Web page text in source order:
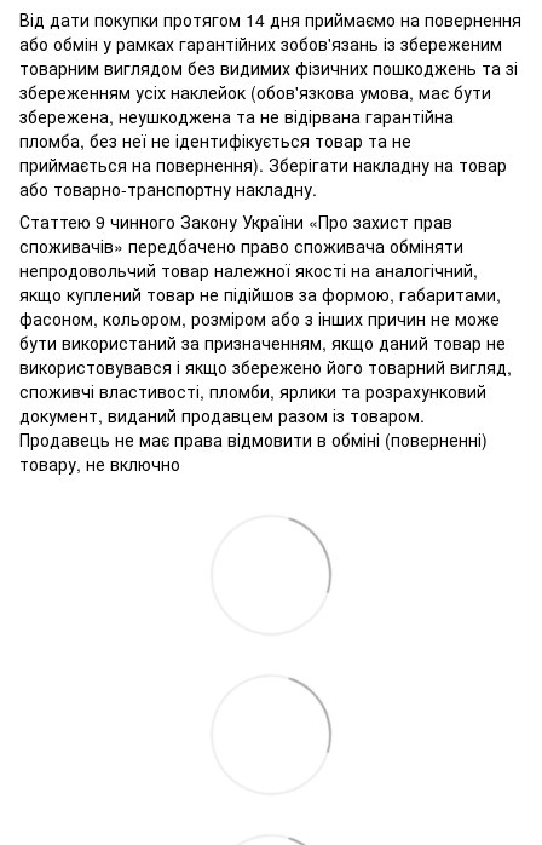
Від дати покупки протягом 14 дня приймаємо на повернення
або обмін у рамках гарантійних зобов'язань із збереженим
товарним виглядом без видимих ​​фізичних пошкоджень та зі
збереженням усіх наклейок (обов'язкова умова, має бути
збережена, неушкоджена та не відірвана гарантійна
пломба, без неї не ідентифікується товар та не
приймається на повернення). Зберігати накладну на товар
або товарно-транспортну накладну.
Статтею 9 чинного Закону України «Про захист прав
споживачів» передбачено право споживача обміняти
непродовольчий товар належної якості на аналогічний,
якщо куплений товар не підійшов за формою, габаритами,
фасоном, кольором, розміром або з інших причин не може
бути використаний за призначенням, якщо даний товар не
використовувався і якщо збережено його товарний вигляд,
споживчі властивості, пломби, ярлики та розрахунковий
документ, виданий продавцем разом із товаром.
Продавець не має права відмовити в обміні (поверненні)
товару, не включно